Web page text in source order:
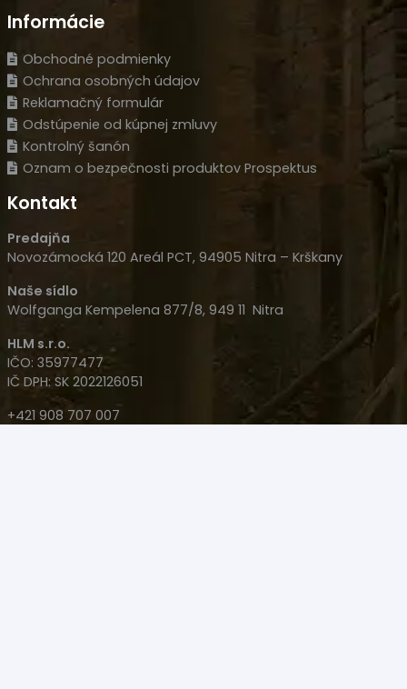
Informácie
Obchodné podmienky
Ochrana osobných údajov
Reklamačný formulár
Odstúpenie od kúpnej zmluvy
Kontrolný šanón
Oznam o bezpečnosti produktov Prospektus
Kontakt
Predajňa
Novozámocká 120 Areál PCT, 94905 Nitra – Krškany
Naše sídlo
Wolfganga Kempelena 877/8, 949 11 Nitra
HLM s.r.o.
IČO: 35977477
IČ DPH: SK 2022126051
+421 908 707 007